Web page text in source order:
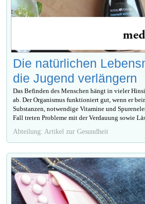
Die natürlichen
die Jugend verlängern
Das Befinden des Menschen hängt in vieler
ab. Der Organismus funktioniert gut, wenn er
Substanzen, notwendige Vitamine und
Fall treten Probleme mit der Verdauung sowie
Abteilung: Artikel zur Gesundheit